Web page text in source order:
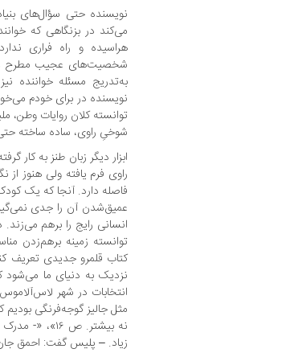
نویسنده حتی سؤال‌های
می‌کند در بزنگاهی که
هراسیده و راه فراری
شخصیت‌های عجیب مطرح و
به‌تدریج مسئله خواننده
نویسنده در برای خودم
توانسته کلان روایات وطن،
شوخیِ راوی، ساده ساخته
ابزار دیگر زبان طنز به‌ کار
راوی فرم یافته ولی هنوز
فاصله دارد. آنجا که یک
عمیق‌شدن آن را جدی
انسانی رایج را برهم
توانسته زمینه برهم‌زدن
کتاب قلمرو جدیدی تعریف
نزدیک به دنیای ما می‌شود
انتخابات در شهر
مثل جالیز گوجه‌فرنگی
نه بیشتر. ص
زیاد. – پلیس گفت: احمق